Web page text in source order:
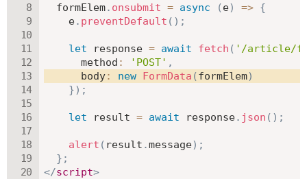
  formElem
. onsubmit = async (e) => {
    e
. preventDefault ( ) ;
let response = await fetch ( '/article/
method : 'POST' ,
body: new FormData (formElem)
}) ;
let result = await response. json ( ) ;
alert ( result .message) ;
} ;
</script>